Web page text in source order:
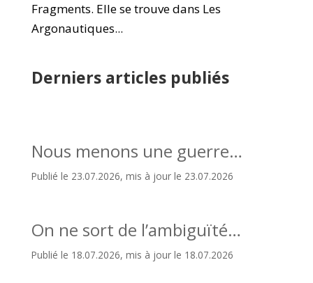
Fragments. Elle se trouve dans Les
Argonautiques...
Derniers articles publiés
Nous menons une guerre…
Publié le 23.07.2026, mis à jour le 23.07.2026
On ne sort de l’ambiguïté…
Publié le 18.07.2026, mis à jour le 18.07.2026